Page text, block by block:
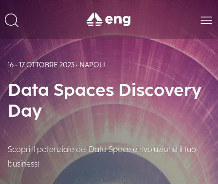
16 - 17 OTTOBRE 2023 • NAPOLI
Data Spaces Discovery
Day
Scopri il potenziale dei Data Space e rivoluziona il tuo
business!